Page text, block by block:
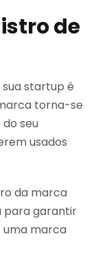
de
startup é
torna-se
seu
usados
da marca
para garantir
uma marca